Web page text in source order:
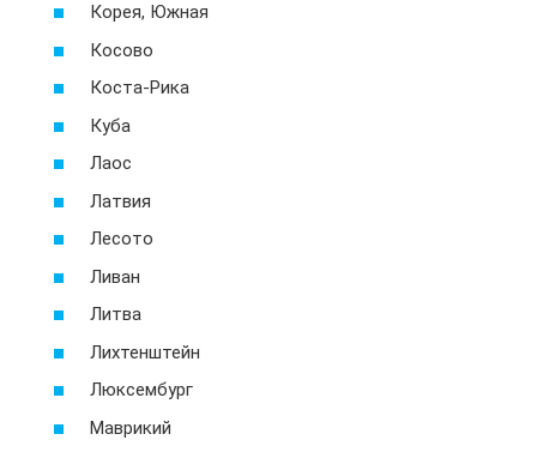
Корея, Южная
Косово
Коста-Рика
Куба
Лаос
Латвия
Лесото
Ливан
Литва
Лихтенштейн
Люксембург
Маврикий